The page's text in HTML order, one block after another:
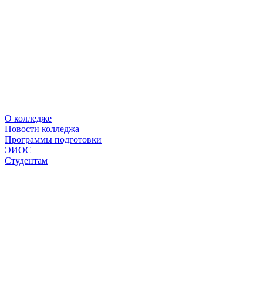
О колледже
Новости колледжа
Программы подготовки
ЭИОС
Студентам